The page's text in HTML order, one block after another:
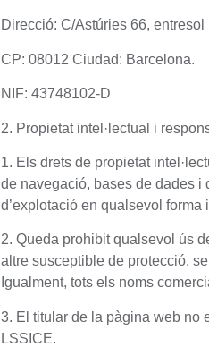
Direcció: C/Astúries 66, entresol
CP: 08012 Ciudad: Barcelona.
NIF: 43748102-D
2. Propietat intel·lectual i
1. Els drets de propietat
de navegació, bases de dades i
d’explotació en qualsevol
2. Queda prohibit qualsevol ús
altre susceptible de protecció,
Igualment, tots els noms
3. El titular de la pàgina web no
LSSICE.